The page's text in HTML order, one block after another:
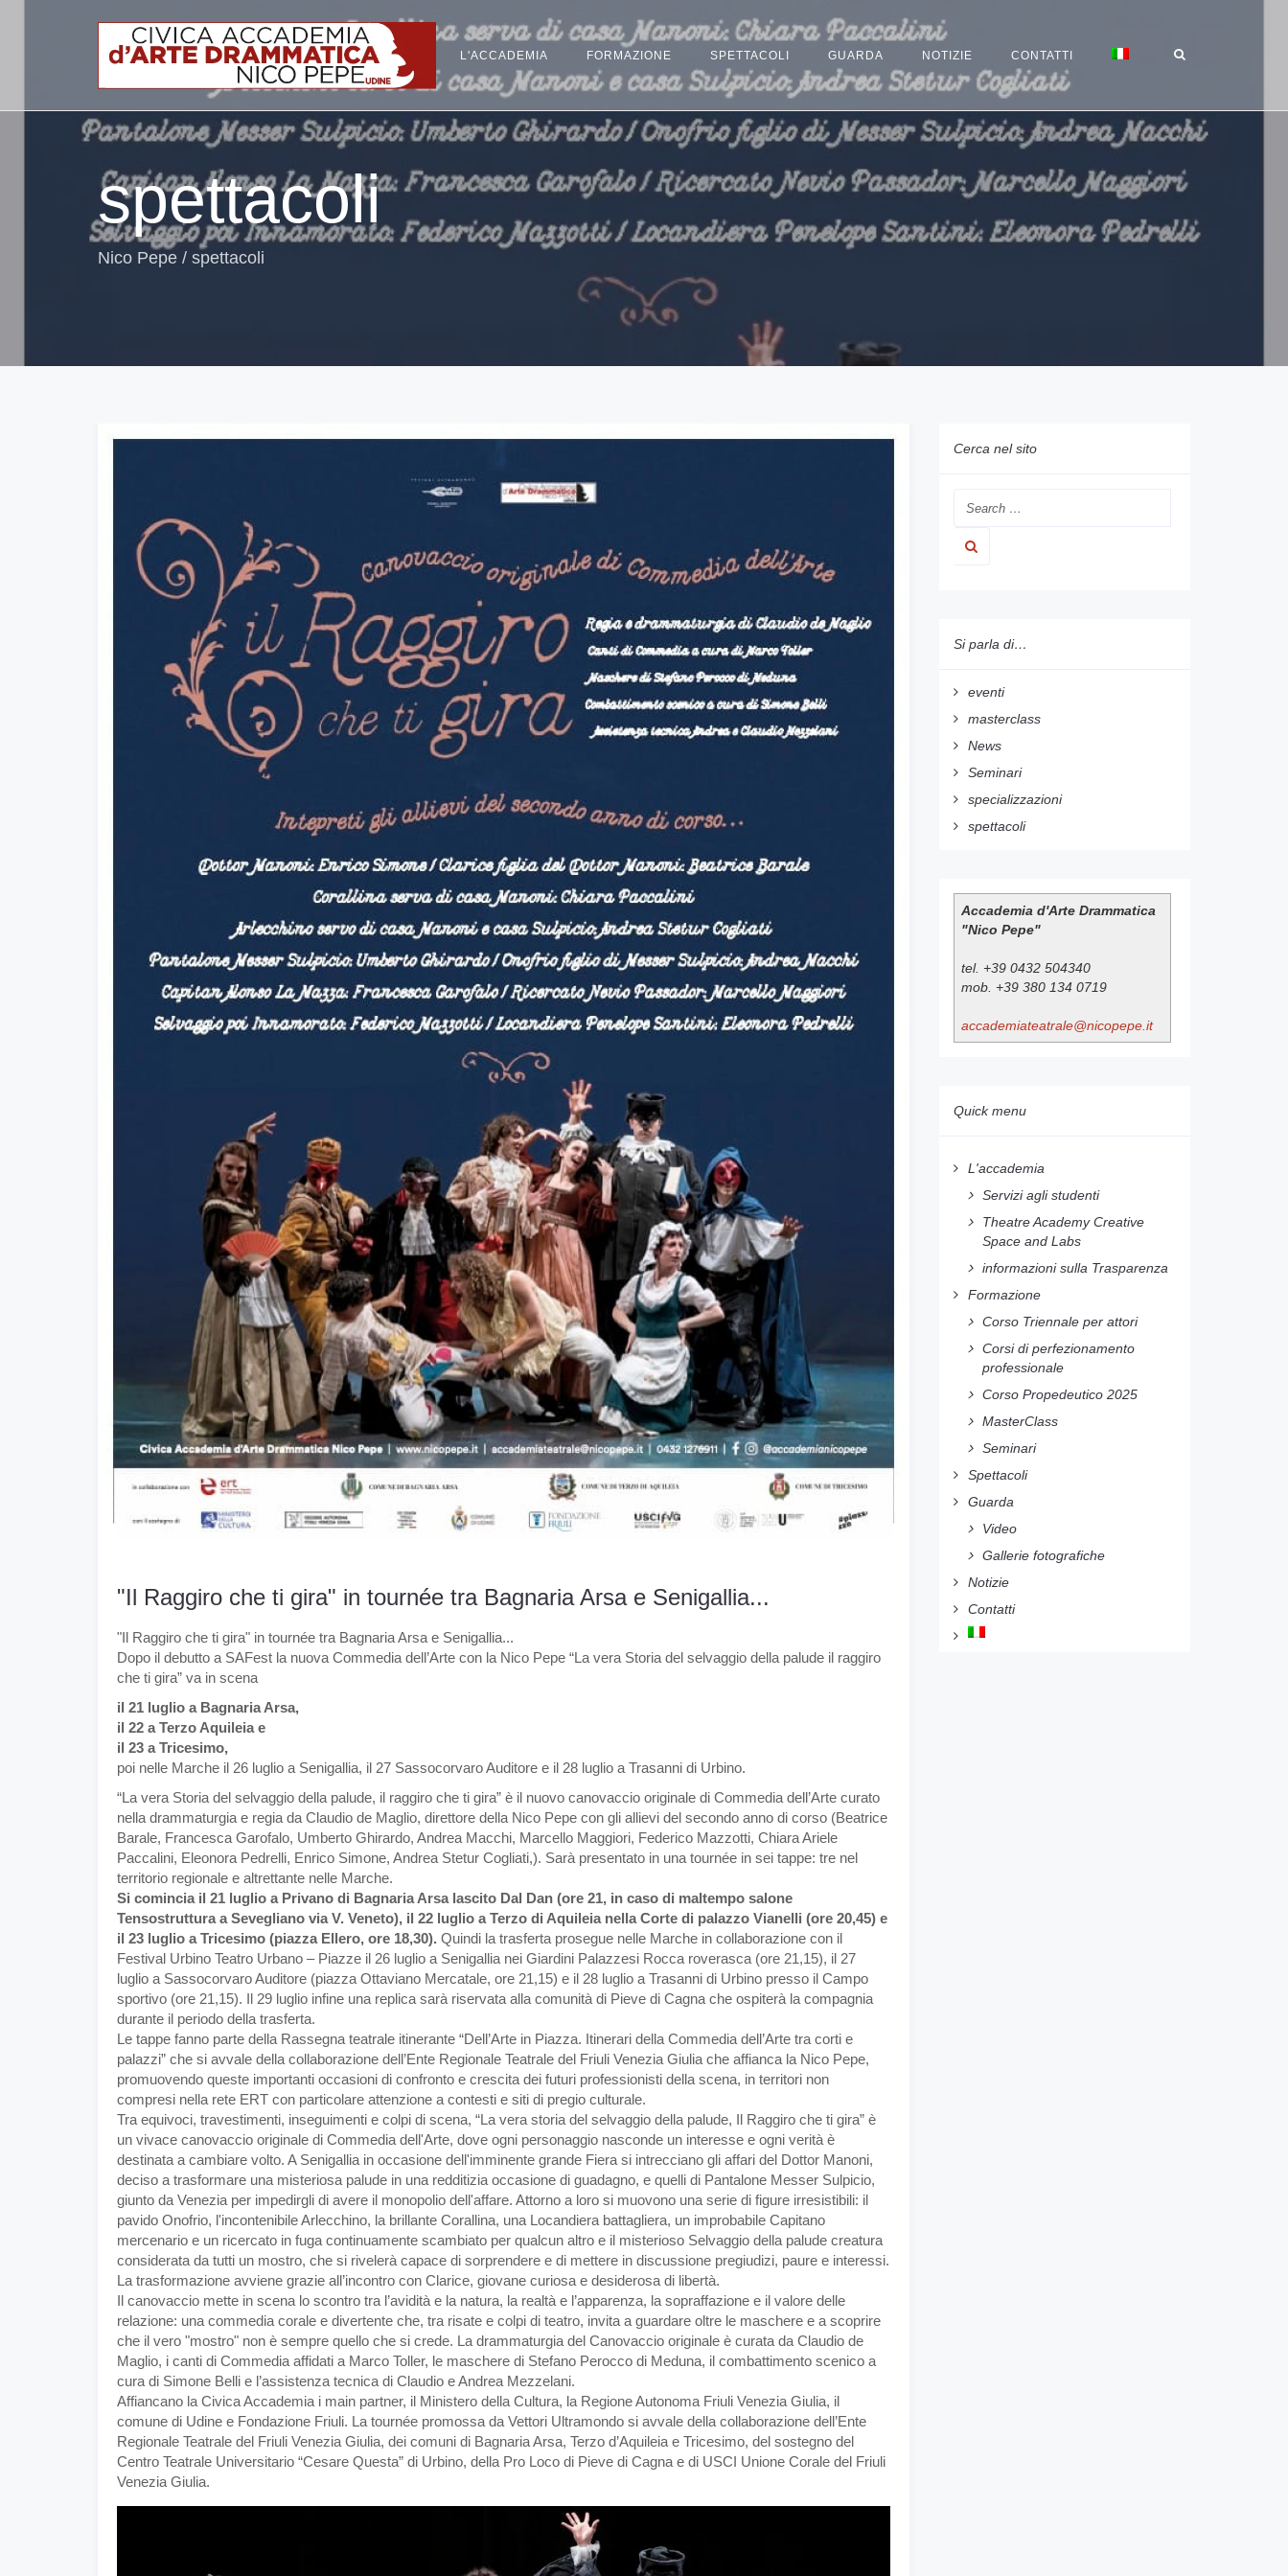
L'ACCADEMIA FORMAZIONE SPETTACOLI GUARDA NOTIZIE CONTATTI
spettacoli
Nico Pepe / spettacoli
"Il Raggiro che ti gira" in tournée tra Bagnaria Arsa e Senigallia...
"Il Raggiro che ti gira" in tournée tra Bagnaria Arsa e Senigallia...
Dopo il debutto a SAFest la nuova Commedia dell’Arte con la Nico Pepe “La vera Storia del selvaggio della palude il raggiro
che ti gira” va in scena
il 21 luglio a Bagnaria Arsa,
il 22 a Terzo Aquileia e
il 23 a Tricesimo,
poi nelle Marche il 26 luglio a Senigallia, il 27 Sassocorvaro Auditore e il 28 luglio a Trasanni di Urbino.
“La vera Storia del selvaggio della palude, il raggiro che ti gira” è il nuovo canovaccio originale di Commedia dell’Arte curato
nella drammaturgia e regia da Claudio de Maglio, direttore della Nico Pepe con gli allievi del secondo anno di corso (Beatrice
Barale, Francesca Garofalo, Umberto Ghirardo, Andrea Macchi, Marcello Maggiori, Federico Mazzotti, Chiara Ariele
Paccalini, Eleonora Pedrelli, Enrico Simone, Andrea Stetur Cogliati,). Sarà presentato in una tournée in sei tappe: tre nel
territorio regionale e altrettante nelle Marche.
Si comincia il 21 luglio a Privano di Bagnaria Arsa lascito Dal Dan (ore 21, in caso di maltempo salone
Tensostruttura a Sevegliano via V. Veneto), il 22 luglio a Terzo di Aquileia nella Corte di palazzo Vianelli (ore 20,45) e
il 23 luglio a Tricesimo (piazza Ellero, ore 18,30). Quindi la trasferta prosegue nelle Marche in collaborazione con il
Festival Urbino Teatro Urbano – Piazze il 26 luglio a Senigallia nei Giardini Palazzesi Rocca roverasca (ore 21,15), il 27
luglio a Sassocorvaro Auditore (piazza Ottaviano Mercatale, ore 21,15) e il 28 luglio a Trasanni di Urbino presso il Campo
sportivo (ore 21,15). Il 29 luglio infine una replica sarà riservata alla comunità di Pieve di Cagna che ospiterà la compagnia
durante il periodo della trasferta.
Le tappe fanno parte della Rassegna teatrale itinerante “Dell’Arte in Piazza. Itinerari della Commedia dell’Arte tra corti e
palazzi” che si avvale della collaborazione dell’Ente Regionale Teatrale del Friuli Venezia Giulia che affianca la Nico Pepe,
promuovendo queste importanti occasioni di confronto e crescita dei futuri professionisti della scena, in territori non
compresi nella rete ERT con particolare attenzione a contesti e siti di pregio culturale.
Tra equivoci, travestimenti, inseguimenti e colpi di scena, “La vera storia del selvaggio della palude, Il Raggiro che ti gira” è
un vivace canovaccio originale di Commedia dell'Arte, dove ogni personaggio nasconde un interesse e ogni verità è
destinata a cambiare volto. A Senigallia in occasione dell'imminente grande Fiera si intrecciano gli affari del Dottor Manoni,
deciso a trasformare una misteriosa palude in una redditizia occasione di guadagno, e quelli di Pantalone Messer Sulpicio,
giunto da Venezia per impedirgli di avere il monopolio dell'affare. Attorno a loro si muovono una serie di figure irresistibili: il
pavido Onofrio, l'incontenibile Arlecchino, la brillante Corallina, una Locandiera battagliera, un improbabile Capitano
mercenario e un ricercato in fuga continuamente scambiato per qualcun altro e il misterioso Selvaggio della palude creatura
considerata da tutti un mostro, che si rivelerà capace di sorprendere e di mettere in discussione pregiudizi, paure e interessi.
La trasformazione avviene grazie all’incontro con Clarice, giovane curiosa e desiderosa di libertà.
Il canovaccio mette in scena lo scontro tra l’avidità e la natura, la realtà e l’apparenza, la sopraffazione e il valore delle
relazione: una commedia corale e divertente che, tra risate e colpi di teatro, invita a guardare oltre le maschere e a scoprire
che il vero "mostro" non è sempre quello che si crede. La drammaturgia del Canovaccio originale è curata da Claudio de
Maglio, i canti di Commedia affidati a Marco Toller, le maschere di Stefano Perocco di Meduna, il combattimento scenico a
cura di Simone Belli e l’assistenza tecnica di Claudio e Andrea Mezzelani.
Affiancano la Civica Accademia i main partner, il Ministero della Cultura, la Regione Autonoma Friuli Venezia Giulia, il
comune di Udine e Fondazione Friuli. La tournée promossa da Vettori Ultramondo si avvale della collaborazione dell’Ente
Regionale Teatrale del Friuli Venezia Giulia, dei comuni di Bagnaria Arsa, Terzo d’Aquileia e Tricesimo, del sostegno del
Centro Teatrale Universitario “Cesare Questa” di Urbino, della Pro Loco di Pieve di Cagna e di USCI Unione Corale del Friuli
Venezia Giulia.
Cerca nel sito
Si parla di…
eventi
masterclass
News
Seminari
specializzazioni
spettacoli
Accademia d'Arte Drammatica
"Nico Pepe"
tel. +39 0432 504340
mob. +39 380 134 0719
accademiateatrale@nicopepe.it
Quick menu
L'accademia
Servizi agli studenti
Theatre Academy Creative
Space and Labs
informazioni sulla Trasparenza
Formazione
Corso Triennale per attori
Corsi di perfezionamento
professionale
Corso Propedeutico 2025
MasterClass
Seminari
Spettacoli
Guarda
Video
Gallerie fotografiche
Notizie
Contatti